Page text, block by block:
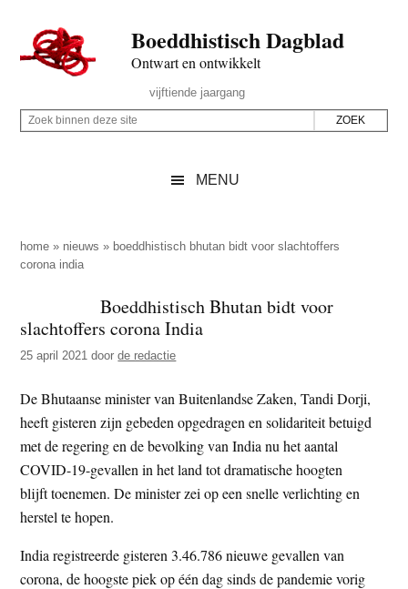
naar
de
inhoud
secondary
naar
de
sidebar
naar
de
Boeddhistisch Dagblad
Ontwart en ontwikkelt
Rechts
vijftiende jaargang
Z
p
d
z
e
i
t
e
Z
i
n
n
d
z
e
s
i
t
e
MENU
home » nieuws » boeddhistisch bhutan bidt voor slachtoffers
corona india
Boeddhistisch Bhutan bidt voor
slachtoffers corona India
25 april 2021 doorde redactie
De Bhutaanse minister van Buitenlandse Zaken, Tandi Dorji,
heeft gisteren zijn gebeden opgedragen en solidariteit betuigd
met de regering en de bevolking van India nu het aantal
COVID-19-gevallen in het land tot dramatische hoogten
blijft toenemen. De minister zei op een snelle verlichting en
herstel te hopen.
India registreerde gisteren 3.46.786 nieuwe gevallen van
corona, de hoogste piek op één dag sinds de pandemie vorig